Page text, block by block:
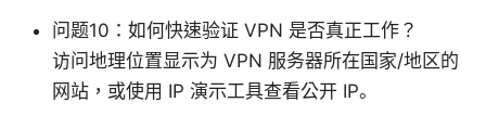
问题10：如何快速验证 VPN 是否真正工作？
访问地理位置显示为 VPN 服务器所在国家/地区的
网站，或使用 IP 演示工具查看公开 IP。